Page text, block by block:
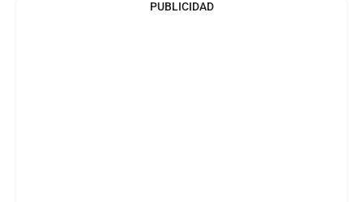
PUBLICIDAD